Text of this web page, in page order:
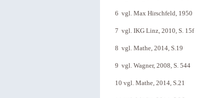
6 vgl. Max Hirschfeld, 1950
7 vgl. IKG Linz, 2010, S. 15f
8 vgl. Mathe, 2014, S.19
9 vgl. Wagner, 2008, S. 544
10 vgl. Mathe, 2014, S.21